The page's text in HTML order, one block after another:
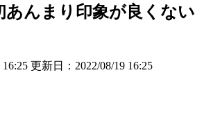
あんまり印象が良くない
更新日： 2022/08/19 16:25